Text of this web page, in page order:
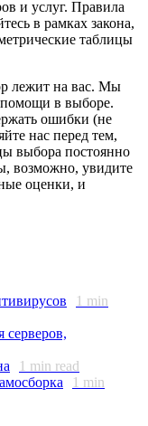
и услуг. Правила
в рамках закона,
таблицы
лежит на вас. Мы
в выборе.
ошибки (не
нас перед тем,
выбора постоянно
возможно, увидите
оценки, и
1 min
серверов,
1 min read
1 min